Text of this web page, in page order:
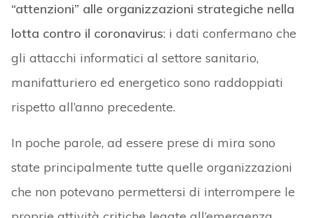
“attenzioni” alle organizzazioni strategiche nella
lotta contro il coronavirus: i dati confermano che
gli attacchi informatici al settore sanitario,
manifatturiero ed energetico sono raddoppiati
rispetto all’anno precedente.
In poche parole, ad essere prese di mira sono
state principalmente tutte quelle organizzazioni
che non potevano permettersi di interrompere le